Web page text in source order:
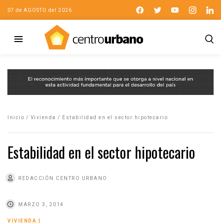
07 de AGOSTO del 2026
Inicio / Vivienda / Estabilidad en el sector hipotecario
Estabilidad en el sector hipotecario
REDACCIÓN CENTRO URBANO
MARZO 3, 2014
VIVIENDA